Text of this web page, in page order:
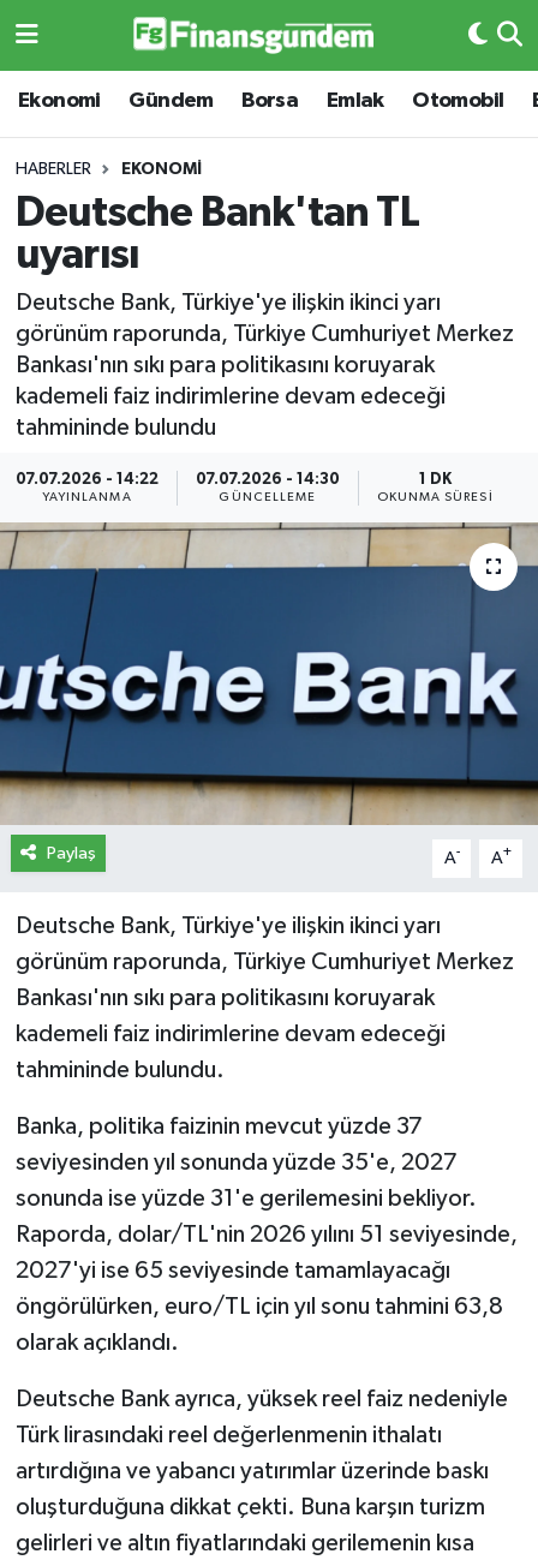
Ekonomi Gündem Borsa Emlak Otomobil
HABERLER EKONOMI
Deutsche Bank'tan TL
uyarısı
Deutsche Bank, Türkiye'ye ilişkin ikinci yarı
görünüm raporunda, Türkiye Cumhuriyet Merkez
Bankası'nın sıkı para politikasını koruyarak
kademeli faiz indirimlerine devam edeceği
tahmininde bulundu
07.07.2026 - 14:22
YAYINLANMA
07.07.2026 - 14:30
GÜNCELLEME
1 DK
OKUNMA SÜRESI
Paylaş A- A+
Deutsche Bank, Türkiye'ye ilişkin ikinci yarı
görünüm raporunda, Türkiye Cumhuriyet Merkez
Bankası'nın sıkı para politikasını koruyarak
kademeli faiz indirimlerine devam edeceği
tahmininde bulundu.
Banka, politika faizinin mevcut yüzde 37
seviyesinden yıl sonunda yüzde 35'e, 2027
sonunda ise yüzde 31'e gerilemesini bekliyor.
Raporda, dolar/TL'nin 2026 yılını 51 seviyesinde,
2027'yi ise 65 seviyesinde tamamlayacağı
öngörülürken, euro/TL için yıl sonu tahmini 63,8
olarak açıklandı.
Deutsche Bank ayrıca, yüksek reel faiz nedeniyle
Türk lirasındaki reel değerlenmenin ithalatı
artırdığına ve yabancı yatırımlar üzerinde baskı
oluşturduğuna dikkat çekti. Buna karşın turizm
gelirleri ve altın fiyatlarındaki gerilemenin kısa
Ekonomi
Borsa
Emlak
Emtia
Otomobil
Hakkımızda
İletişim
Künye
Yasal Uyarı
Ekonomi
Borsa
Emlak
Otomobil
Emtia
Yapay Zeka